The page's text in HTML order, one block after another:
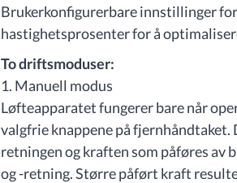
Brukerkonfigurerbare innstillinger
hastighetsprosenter for å
To driftsmoduser:
1. Manuell modus
Løfteapparatet fungerer bare når
valgfrie knappene på
retningen og kraften som påføres
og -retning. Større påført kraft